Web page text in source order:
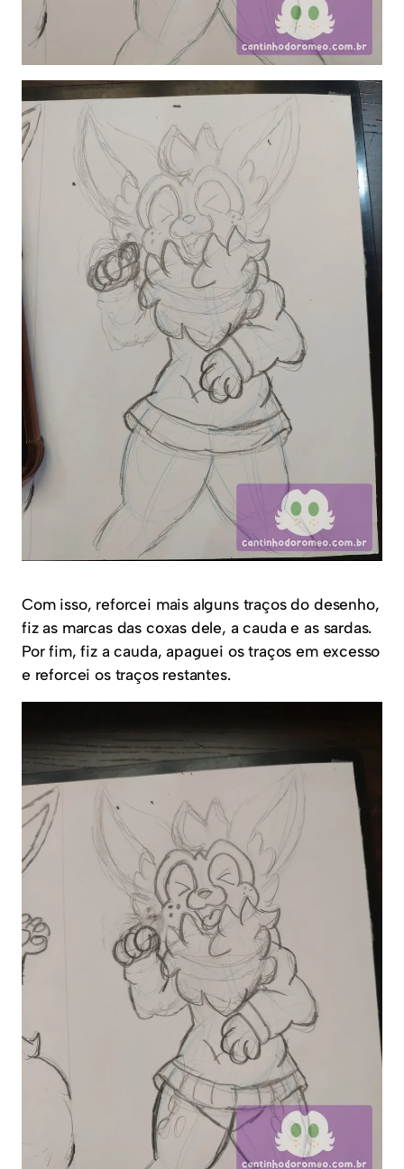
Com isso, reforcei mais alguns traços do desenho,
fiz as marcas das coxas dele, a cauda e as sardas.
Por fim, fiz a cauda, apaguei os traços em excesso
e reforcei os traços restantes.